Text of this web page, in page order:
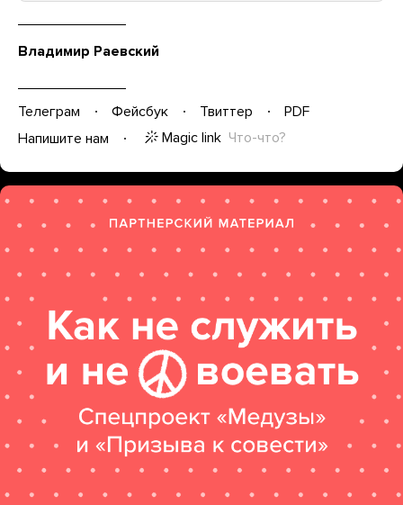
Владимир Раевский
Телеграм Фейсбук Твиттер
PDF
Напишите нам
Magic link Что-что?